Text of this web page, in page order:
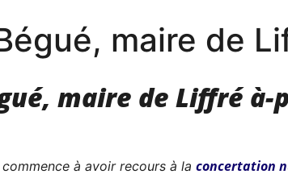
maire de
maire de Liffré
à avoir recours à la concertation